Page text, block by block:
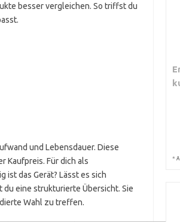
besser vergleichen. So triffst du
und Lebensdauer. Diese
Kaufpreis. Für dich als
ist das Gerät? Lässt es sich
du eine strukturierte Übersicht. Sie
Wahl zu treffen.
*